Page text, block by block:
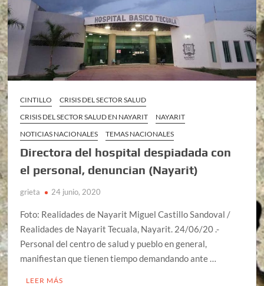
CINTILLO
CRISIS DEL SECTOR SALUD
CRISIS DEL SECTOR SALUD EN NAYARIT
NAYARIT
NOTICIAS NACIONALES
TEMAS NACIONALES
Directora del hospital despiadada con
el personal, denuncian (Nayarit)
grieta 24 junio, 2020
Foto: Realidades de Nayarit Miguel Castillo Sandoval /
Realidades de Nayarit Tecuala, Nayarit. 24/06/20 .-
Personal del centro de salud y pueblo en general,
manifiestan que tienen tiempo demandando ante …
LEER MÁS